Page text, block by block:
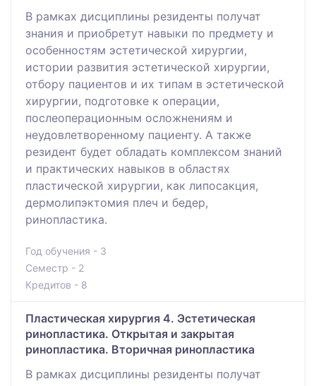
В рамках дисциплины резиденты получат
знания и приобретут навыки по предмету и
особенностям эстетической хирургии,
истории развития эстетической хирургии,
отбору пациентов и их типам в эстетической
хирургии, подготовке к операции,
послеоперационным осложнениям и
неудовлетворенному пациенту. А также
резидент будет обладать комплексом знаний
и практических навыков в областях
пластической хирургии, как липосакция,
дермолипэктомия плеч и бедер,
ринопластика.
Год обучения - 3
Семестр - 2
Кредитов - 8
Пластическая хирургия 4. Эстетическая
ринопластика. Открытая и закрытая
ринопластика. Вторичная ринопластика
В рамках дисциплины резиденты получат